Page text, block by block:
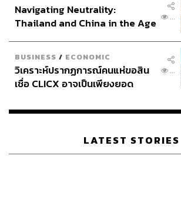
Navigating Neutrality:
Thailand and China in the Age
...
BUSINESS / ECONOMIC
วิเคราะห์ปรากฏการณ์คนแห่ขอสิน
เชื่อ CLICX อาจเป็นเพียงยอด
เรือนไทยที่ถูกซุกไว้
...
LATEST STORIES